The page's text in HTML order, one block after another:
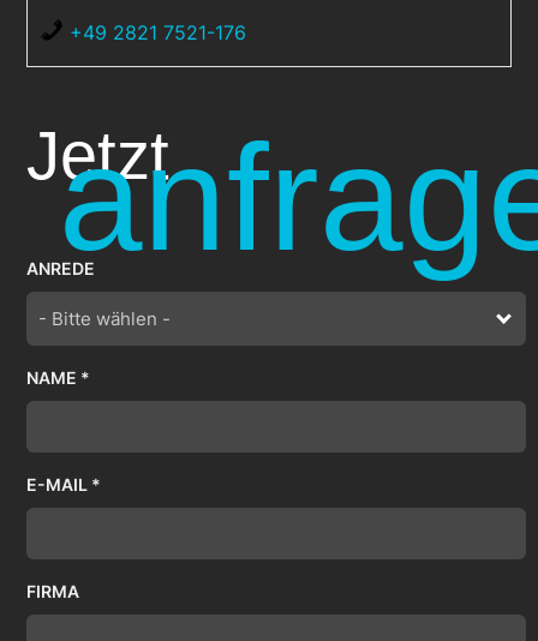
+49 2821 7521-176
Jetzt
ANREDE
- Bitte wählen -
NAME *
E-MAIL *
FIRMA